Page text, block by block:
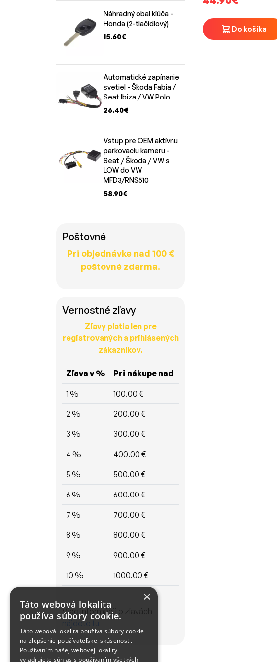
Náhradný obal kľúča -
Honda (2-tlačidlový)
15.60€
Automatické zapínanie
svetiel - Škoda Fabia /
Seat Ibiza / VW Polo
26.40€
Vstup pre OEM aktívnu
parkovaciu kameru -
Seat / Škoda / VW s
LOW do VW
MFD3/RNS510
58.90€
Poštovné
Pri objednávke nad 100 €
poštovné zdarma.
Vernostné zľavy
Zľavy platia len pre
registrovaných a prihlásených
zákazníkov.
Zľava v % Pri nákupe nad
1 % 100.00 €
2 % 200.00 €
3 % 300.00 €
4 % 400.00 €
5 % 500.00 €
6 % 600.00 €
7 % 700.00 €
8 % 800.00 €
9 % 900.00 €
10 % 1000.00 €
Viac informácii o zľavách
nájdete tu
Do košíka
×
Táto webová lokalita
používa súbory cookie.
Táto webová lokalita používa súbory cookie
na zlepšenie používateľskej skúsenosti.
Používaním našej webovej lokality
vyjadrujete súhlas s používaním všetkých